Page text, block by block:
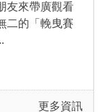
友來帶廣觀看
二的「輓曳賽
更多資訊